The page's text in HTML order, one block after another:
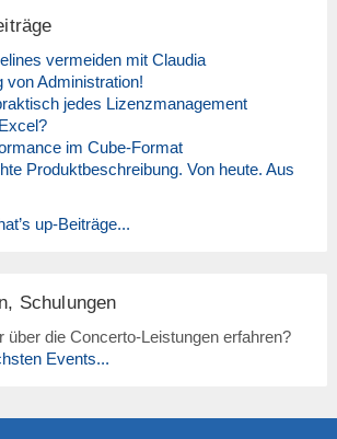
vermeiden mit Claudia
Administration!
jedes Lizenzmanagement
im Cube-Format
Produktbeschreibung. Von heute. Aus
up-Beiträge...
Schulungen
über die Concerto-Leistungen erfahren?
Events...